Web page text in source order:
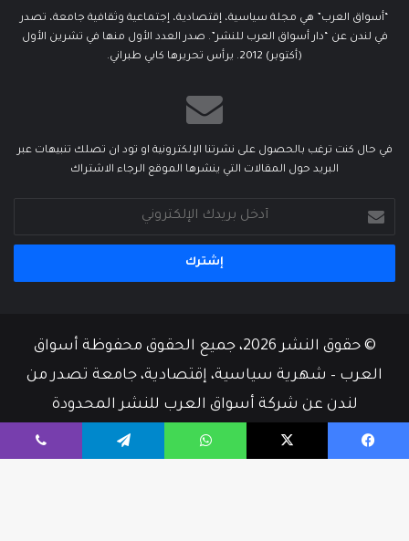
“أسواق العرب” هي مجلة سياسية، إقتصادية، إجتماعية وثقافية جامعة، تصدر
في لندن عن “دار أسواق العرب للنشر”. صدر العدد الأول منها في تشرين الأول
(أكتوبر) 2012. يرأس تحريرها كابي طبراني.
في حال كنت ترغب بالحصول على نشرتنا الإلكترونية او تود ان تصلك تنبيهات عبر
البريد حول المقالات التي ينشرها الموقع الرجاء الاشتراك
بريدك
الإلكتروني
© حقوق النشر 2026، جميع الحقوق محفوظة أسواق
العرب – شهرية سياسية، إقتصادية، جامعة تصدر من
لندن عن شركة أسواق العرب للنشر المحدودة
من نحن أسرة التحرير إتصل بنا
فيسبوك ‫X واتساب تيلقرام ڤايبر